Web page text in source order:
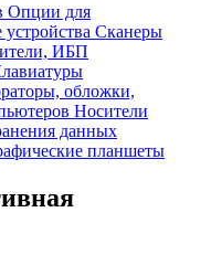
Опции для
Сканеры
ИБП
обложки,
Носители
данных
планшеты